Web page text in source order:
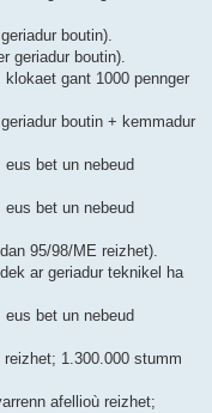
boutin).
geriadur boutin).
gant 1000 pennger
boutin + kemmadur
bet un nebeud
bet un nebeud
95/98/ME reizhet).
ar geriadur teknikel ha
bet un nebeud
1.300.000 stumm
afellioù reizhet;